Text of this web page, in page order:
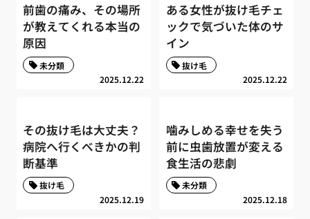
前歯の痛み、その場所
が教えてくれる本当の
原因
2025.12.22
未分類
ある女性が抜け毛チェ
ックで気づいた体のサ
イン
2025.12.22
抜け毛
その抜け毛は大丈夫？
病院へ行くべきかの判
断基準
2025.12.19
抜け毛
噛みしめる幸せを失う
前に虫歯放置が変える
食生活の悲劇
2025.12.18
未分類